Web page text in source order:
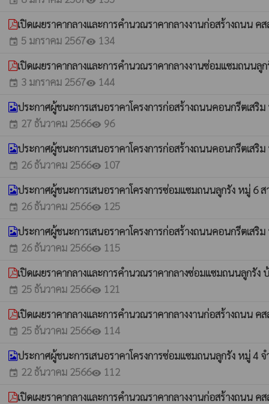
เปิดเผยราคากลางและการคำนวณราคากลางงานก่อสร้างถนน
event 5 มกราคม 2567visibility 134
เปิดเผยราคากลางและการคำนวณราคากลางงานซ่อมแซมถนน
event 3 มกราคม 2567visibility 144
ประกาศผู้ชนะการเสนอราคาโครงการก่อสร้างถนนคอนกรีตเส
event 27 ธันวาคม 2566visibility 96
ประกาศผู้ชนะการเสนอราคาโครงการก่อสร้างถนนคอนกรีตเส
event 26 ธันวาคม 2566visibility 107
ประกาศผู้ชนะการเสนอราคาโครงการซ่อมแซมถนนลูกรัง หมู่ 6
event 26 ธันวาคม 2566visibility 125
ประกาศผู้ชนะการเสนอราคาโครงการก่อสร้างถนนคอนกรีตเ
event 26 ธันวาคม 2566visibility 115
เปิดเผยราคากลางและการคำนวณราคากลางซ่อมแซมถนนลูกรั
event 25 ธันวาคม 2566visibility 121
เปิดเผยราคากลางและการคำนวณราคากลางงานก่อสร้างถนน
event 25 ธันวาคม 2566visibility 114
ประกาศผู้ชนะการเสนอราคาโครงการซ่อมแซมถนนลูกรัง หมู่ 4
event 22 ธันวาคม 2566visibility 112
เปิดเผยราคากลางและการคำนวณราคากลางงานก่อสร้างถนน